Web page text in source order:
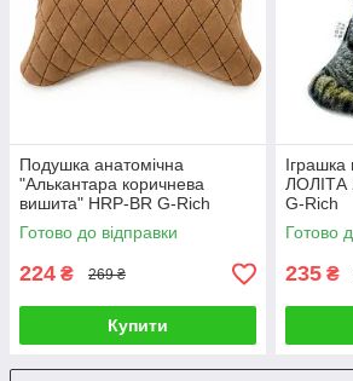
Подушка анатомічна
"Алькантара коричнева
вишита" HRP-BR G-Rich
Готово до відправки
224 ₴ 269 ₴
Купити
ЛОЛІТА
G-Rich
Готово
235 ₴